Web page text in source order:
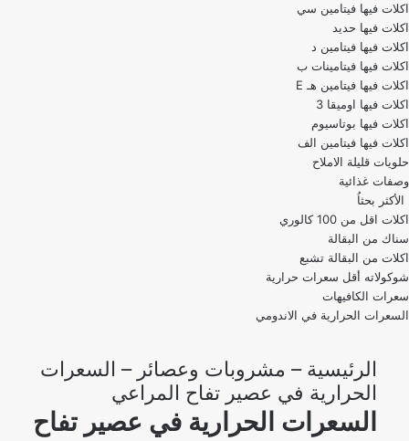
اكلات فيها فيتامين سي
اكلات فيها حديد
اكلات فيها فيتامين د
اكلات فيها فيتامينات ب
اكلات فيها فيتامين هـ E
اكلات فيها اوميقا 3
اكلات فيها بوتاسيوم
اكلات فيها فيتامين الف
حلويات قليلة الاملاح
وصفات غذائية
الأكثر بحثاُ
اكلات اقل من 100 كالوري
اكلات من البقالة تشبع
شوكولاته أقل سعرات حرارية
سعرات الكافيهات
السعرات الحرارية في الاندومي
الرئيسية – مشروبات وعصائر – السعرات
الحرارية في عصير تفاح المراعي
السعرات الحرارية في عصير تفاح